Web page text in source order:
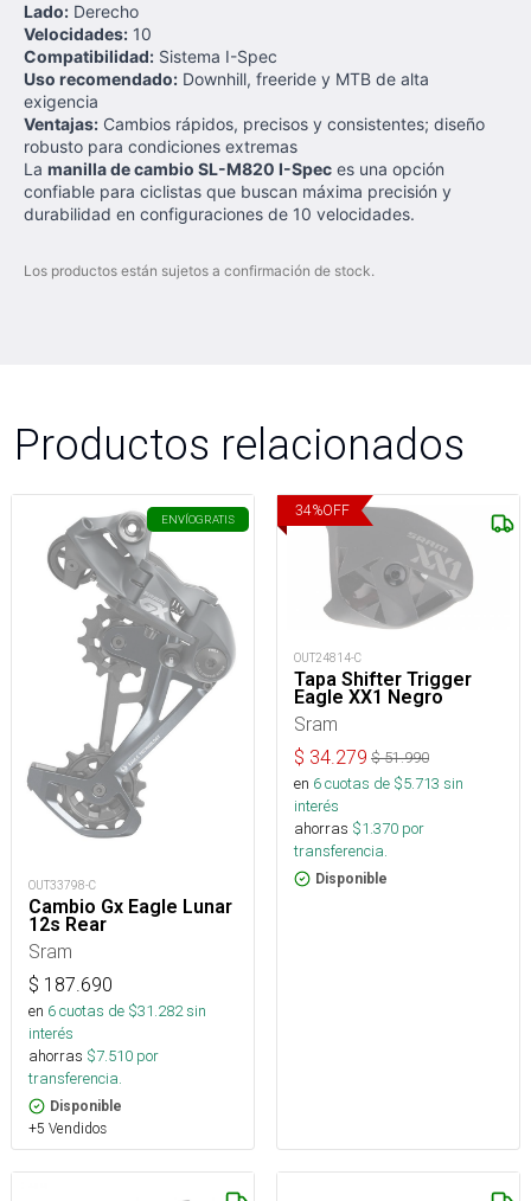
Lado: Derecho
Velocidades: 10
Compatibilidad: Sistema I-Spec
Uso recomendado: Downhill, freeride y MTB de alta
exigencia
Ventajas: Cambios rápidos, precisos y consistentes; diseño
robusto para condiciones extremas
La manilla de cambio SL-M820 I-Spec es una opción
confiable para ciclistas que buscan máxima precisión y
durabilidad en configuraciones de 10 velocidades.
Los productos están sujetos a confirmación de stock.
Productos relacionados
ENVÍOGRATIS
OUT33798-C
Cambio Gx Eagle Lunar
12s Rear
Sram
$ 187.690
en 6cuotas de $31.282sin
interés
ahorras $7.510 por
transferencia.
Disponible
+5 Vendidos
34%OFF
OUT24814-C
Tapa Shifter Trigger
Eagle XX1 Negro
Sram
$ 34.279 $51.990
en 6cuotas de $5.713 sin
interés
ahorras $1.370 por
transferencia.
Disponible